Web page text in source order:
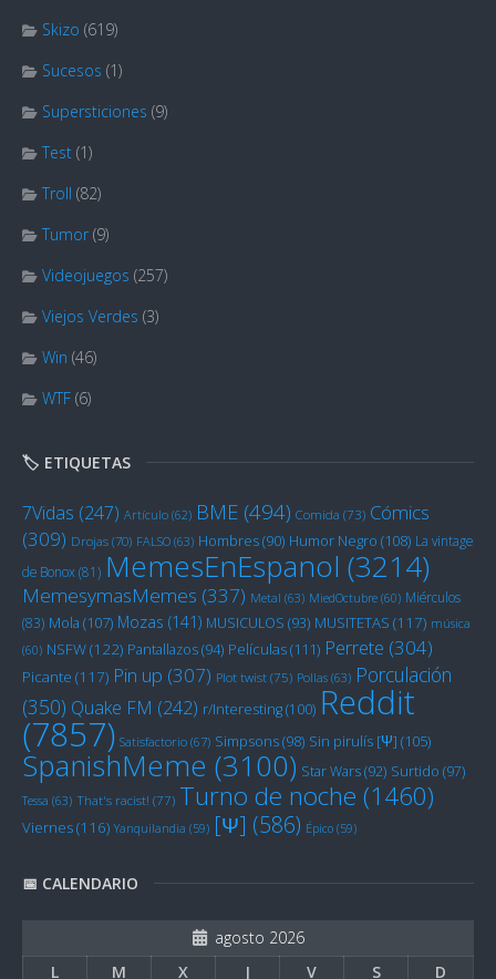
Skizo (619)
Sucesos (1)
Supersticiones (9)
Test (1)
Troll (82)
Tumor (9)
Videojuegos (257)
Viejos Verdes (3)
Win (46)
WTF (6)
🏷️ ETIQUETAS
7Vidas (247) Artículo (62) BME (494) Comida (73) Cómics
(309) Drojas (70) FALSO (63) Hombres(90) Humor Negro (108) La vintage
de Bonox(81) MemesEnEspanol (3214)
MemesymasMemes (337) Metal (63) MiedOctubre (60) Miérculos
(83) Mola (107) Mozas (141) MUSICULOS (93) MUSITETAS (117) música
(60) NSFW(122) Pantallazos(94) Películas(111) Perrete (304)
Picante (117) Pin up (307) Plot twist (75) Pollas (63) Porculación
(350) Quake FM (242) r/Interesting(100) Reddit
(7857) Satisfactorio (67) Simpsons(98) Sin pirulís [Ψ] (105)
SpanishMeme (3100) Star Wars(92) Surtido (97)
Tessa (63) That's racist! (77) Turno de noche (1460)
Viernes(116) Yanquilandia (59) [Ψ] (586) Épico (59)
📅 CALENDARIO
agosto 2026
L
M X J V S D